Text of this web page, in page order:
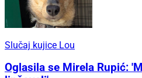
Slučaj kujice Lou
Oglasila se Mirela Rupić: